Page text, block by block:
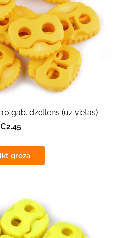
gab. dzeltens (uz vietas)
€2.45
grozā